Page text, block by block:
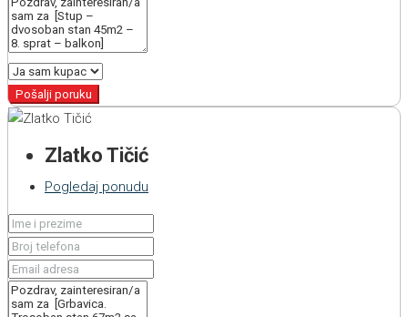
Pošalji poruku
Zlatko Tičić
Pogledaj ponudu